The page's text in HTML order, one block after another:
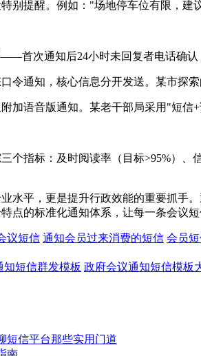
别提醒。例如："场地停车位有限，建
首次通知后24小时未回复者电话确认
令通知，核心信息分开发送。某市探
加语音版通知。某老干部局采用"短信
个指标：及时阅读率（目标>95%）
水平，更是提升行政效能的重要抓手
点的标准化通知体系，让每一条会议短
议短信 通知会员过来消费的短信 会员
短信群发模板 政府会议通知短信模板
信平台那些实用门道